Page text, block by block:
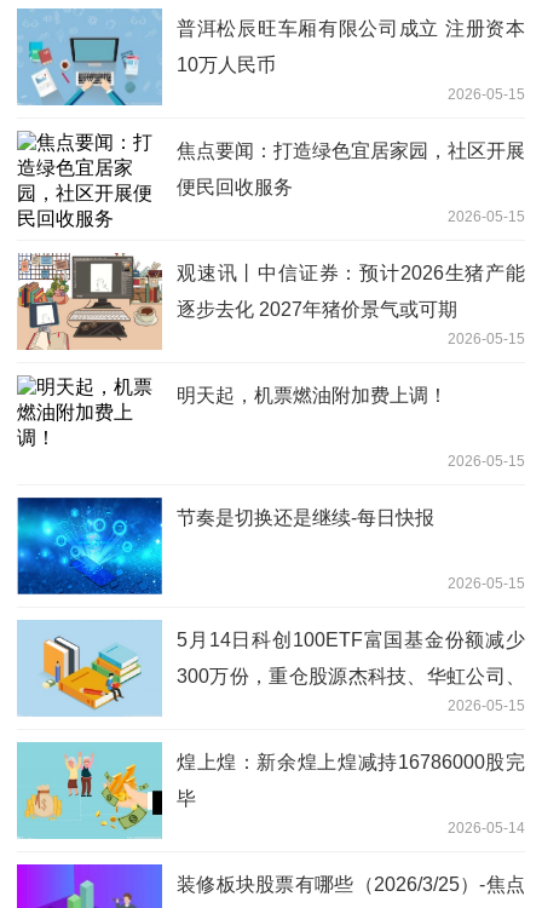
普洱松辰旺车厢有限公司成立 注册资本
10万人民币
2026-05-15
焦点要闻：打造绿色宜居家园，社区开展
便民回收服务
2026-05-15
观速讯丨中信证券：预计2026生猪产能
逐步去化 2027年猪价景气或可期
2026-05-15
明天起，机票燃油附加费上调！
2026-05-15
节奏是切换还是继续-每日快报
2026-05-15
5月14日科创100ETF富国基金份额减少
300万份，重仓股源杰科技、华虹公司、
2026-05-15
煌上煌：新余煌上煌减持16786000股完
毕
2026-05-14
装修板块股票有哪些（2026/3/25）-焦点